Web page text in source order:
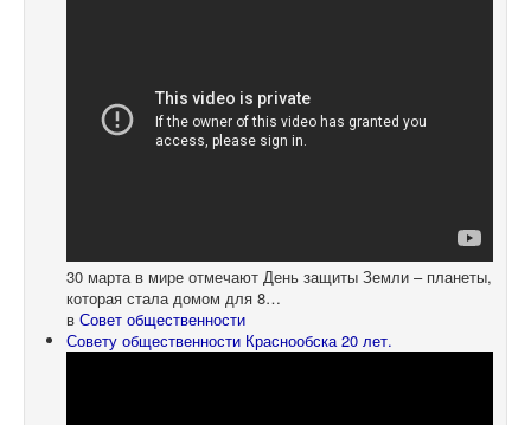
30 марта в мире отмечают День защиты Земли – планеты,
которая стала домом для 8…
в Совет общественности
Совету общественности Краснообска 20 лет.